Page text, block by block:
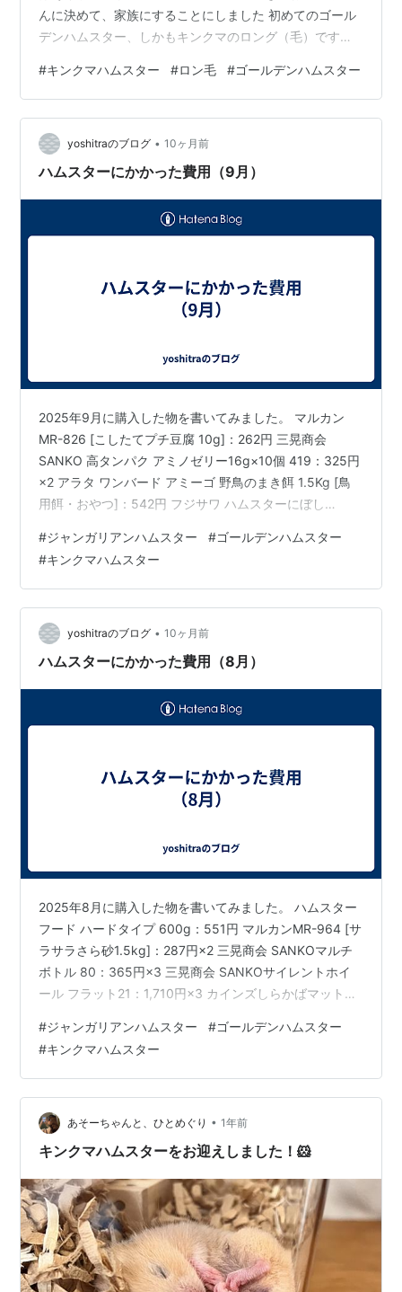
んに決めて、家族にすることにしました 初めてのゴール
デンハムスター、しかもキンクマのロング（毛）です😊
大柄ハムスターに成長しました どうぞよろしくね おこ
め、生後3か月 毛が伸びるの早いです 大好きな乾燥豆腐
食べてます 寒い時期なのでヒーターをゲージの下に引き
トイレとお風呂、寝室を兼ねたお家と回しクルマを置き
ました お家の中で寝てたと思ったらいつの間にかトイレ
#キンクマハムスター #ロン毛 #ゴールデンハムスター
yoshitraのブログ • 10ヶ月前
ハムスターにかかった費用（9月）
2025年9月に購入した物を書いてみました。 マルカン
MR-826 [こしたてプチ豆腐 10g]：262円 三晃商会
SANKO 高タンパク アミノゼリー16g×10個 419：325円
×2 アラタ ワンバード アミーゴ 野鳥のまき餌 1.5Kg [鳥
用餌・おやつ]：542円 フジサワ ハムスターにぼし
ーム 40g]：249円 三晃商会 SANKO サイレントホイール
フラット21：1,710円 日本ペットフード ハムスターフー
ド ハードタイプ 600g：551円 マルカン MR-964 [サラ
サラさら砂1.5kg]：28…
#ジャンガリアンハムスター #ゴールデンハムスター
#キンクマハムスター
yoshitraのブログ • 10ヶ月前
ハムスターにかかった費用（8月）
2025年8月に購入した物を書いてみました。 ハムスター
フード ハードタイプ 600g：551円 マルカンMR-964 [サ
ラサラさら砂1.5kg]：287円×2 三晃商会 SANKOマルチ
ボトル 80：365円×3 三晃商会 SANKOサイレントホイ
ール フラット21：1,710円×3 カインズしらかばマット：
まらない猫砂：698円 合計：9,742円 先月はこれだけ買
っていたようです。 今月は ジャンガリアンノーマル×ジ
ャンガリアンパールホワイトの子どもが7匹 キンクマ×キ
ンクマの子どもが10匹 キンクマ×ゴールデンの子どもが
10…
#ジャンガリアンハムスター #ゴールデンハムスター
#キンクマハムスター
あそーちゃんと、ひとめぐり • 1年前
キンクマハムスターをお迎えしました！🐹